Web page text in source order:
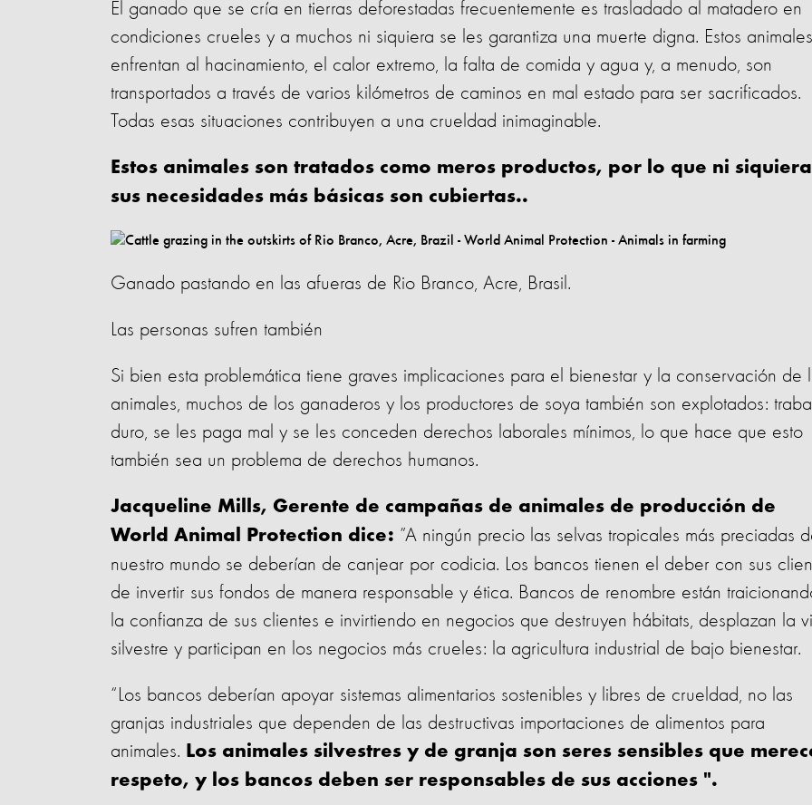
El ganado que se cría en tierras deforestadas frecuentemente es trasladado al matadero en
condiciones crueles y a muchos ni siquiera se les garantiza una muerte digna. Estos
enfrentan al hacinamiento, el calor extremo, la falta de comida y agua y, a menudo, son
transportados a través de varios kilómetros de caminos en mal estado para ser sacrificados.
Todas esas situaciones contribuyen a una crueldad inimaginable.
Estos animales son tratados como meros productos, por lo que ni siquiera
sus necesidades más básicas son cubiertas..
Ganado pastando en las afueras de Rio Branco, Acre, Brasil.
Las personas sufren también
Si bien esta problemática tiene graves implicaciones para el bienestar y la conservación de
animales, muchos de los ganaderos y los productores de soya también son explotados:
duro, se les paga mal y se les conceden derechos laborales mínimos, lo que hace que esto
también sea un problema de derechos humanos.
Jacqueline Mills, Gerente de campañas de animales de producción de
World Animal Protection dice: ”A ningún precio las selvas tropicales más preciadas
nuestro mundo se deberían de canjear por codicia. Los bancos tienen el deber con sus
de invertir sus fondos de manera responsable y ética. Bancos de renombre están
la confianza de sus clientes e invirtiendo en negocios que destruyen hábitats, desplazan la
silvestre y participan en los negocios más crueles: la agricultura industrial de bajo bienestar.
“Los bancos deberían apoyar sistemas alimentarios sostenibles y libres de crueldad, no las
granjas industriales que dependen de las destructivas importaciones de alimentos para
animales. Los animales silvestres y de granja son seres sensibles que
respeto, y los bancos deben ser responsables de sus acciones ".